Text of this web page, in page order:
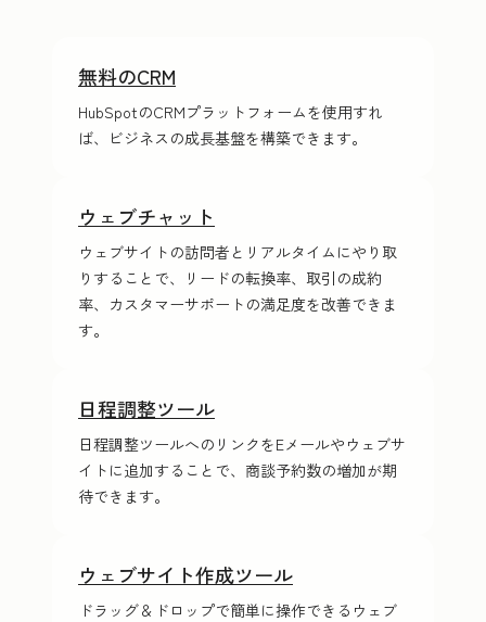
無料のCRM
HubSpotのCRMプラットフォームを使用すれ
ば、ビジネスの成長基盤を構築できます。
ウェブチャット
ウェブサイトの訪問者とリアルタイムにやり取
りすることで、リードの転換率、取引の成約
率、カスタマーサポートの満足度を改善できま
す。
日程調整ツール
日程調整ツールへのリンクをE‍メ‍ー‍ルやウェブサ
イトに追加することで、商談予約数の増加が期
待できます。
ウェブサイト作成ツール
ドラッグ＆ドロップで簡単に操作できるウェブ